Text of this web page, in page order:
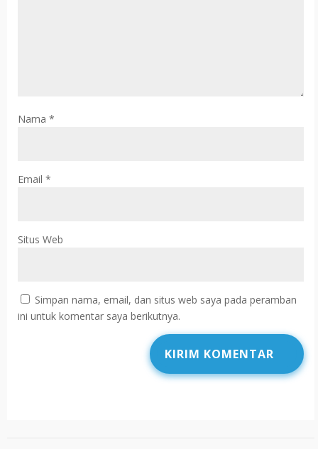
Nama *
Email *
Situs Web
Simpan nama, email, dan situs web saya pada peramban
ini untuk komentar saya berikutnya.